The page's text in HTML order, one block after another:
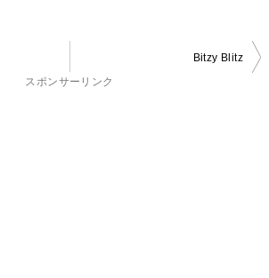
Bitzy Blitz
スポンサーリンク